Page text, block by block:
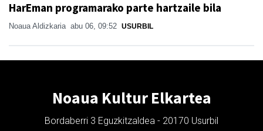
HarEman programarako parte hartzaile bila
Noaua Aldizkaria abu 06, 09:52 USURBIL
Noaua Kultur Elkartea
Bordaberri 3 Eguzkitzaldea - 20170 Usurbil